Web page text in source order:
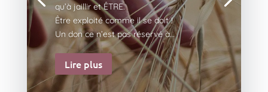
qu’à jaillir et ÊTRE.
Être exploité comme il se doit !
Un don ce n’est pas réservé à…
Lire plus